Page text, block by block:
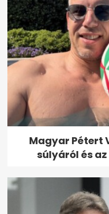
Magyar Pétert
súlyáról és